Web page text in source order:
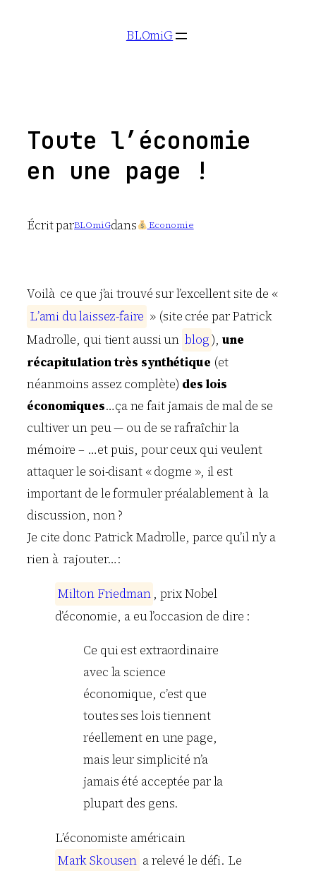
BLOmiG
Toute l’économie
en une page !
Écrit parBLOmiGdans Economie
Voilà ce que j’ai trouvé sur l’excellent site de «
L’ami dulaissez-faire » (site crée par Patrick
Madrolle, qui tient aussi un blog),une
récapitulation très synthétique (et
néanmoins assez complète) des lois
économiques…ça ne fait jamais de mal de se
cultiver un peu — ou de se rafraîchir la
mémoire – …et puis, pour ceux qui veulent
attaquer le soi-disant « dogme », il est
important de le formuler préalablement à la
discussion, non ?
Je cite donc Patrick Madrolle, parce qu’il n’y a
rien à rajouter…:
Milton Friedman , prix Nobel
d’économie, a eu l’occasion de dire :
Ce qui est extraordinaire
avec la science
économique, c’est que
toutes ses lois tiennent
réellement en une page,
mais leur simplicité n’a
jamais été acceptée par la
plupart des gens.
L’économiste américain
MarkSkousen a relevé le défi. Le